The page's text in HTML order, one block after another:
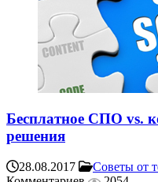
Бесплатное СПО vs.
решения
28.08.2017 Советы от